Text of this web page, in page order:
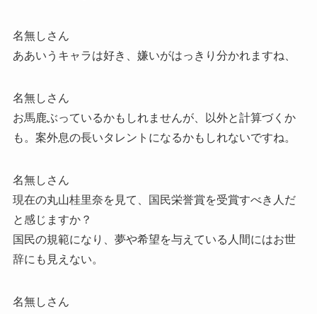
名無しさん
ああいうキャラは好き、嫌いがはっきり分かれますね、
名無しさん
お馬鹿ぶっているかもしれませんが、以外と計算づくか
も。案外息の長いタレントになるかもしれないですね。
名無しさん
現在の丸山桂里奈を見て、国民栄誉賞を受賞すべき人だ
と感じますか？
国民の規範になり、夢や希望を与えている人間にはお世
辞にも見えない。
名無しさん